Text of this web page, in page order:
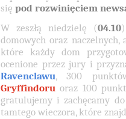
się pod rozwinięciem
W zeszłą niedzielę (04.10
domowych oraz
które każdy dom
ocenione przez jury i
Ravenclawu, 300
Gryffindoru oraz 100
gratulujemy i zachęcamy
tamtego wieczora, które